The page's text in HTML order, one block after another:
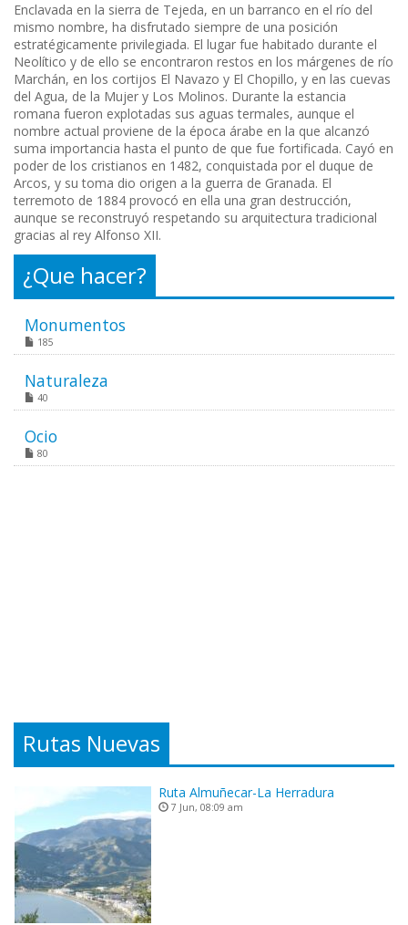
Enclavada en la sierra de Tejeda, en un barranco en el río del
mismo nombre, ha disfrutado siempre de una posición
estratégicamente privilegiada. El lugar fue habitado durante el
Neolítico y de ello se encontraron restos en los márgenes de río
Marchán, en los cortijos El Navazo y El Chopillo, y en las cuevas
del Agua, de la Mujer y Los Molinos. Durante la estancia
romana fueron explotadas sus aguas termales, aunque el
nombre actual proviene de la época árabe en la que alcanzó
suma importancia hasta el punto de que fue fortificada. Cayó en
poder de los cristianos en 1482, conquistada por el duque de
Arcos, y su toma dio origen a la guerra de Granada. El
terremoto de 1884 provocó en ella una gran destrucción,
aunque se reconstruyó respetando su arquitectura tradicional
gracias al rey Alfonso XII.
¿Que hacer?
Monumentos
185
Naturaleza
40
Ocio
80
Rutas Nuevas
Ruta Almuñecar-La Herradura
7 Jun, 08:09 am